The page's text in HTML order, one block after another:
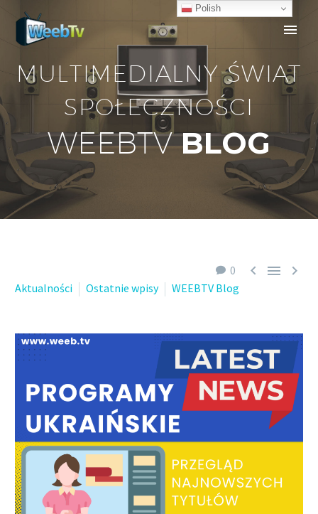
Polish
MULTIMEDIALNY ŚWIAT
SPOŁECZNOŚCI
WEEBTVBLOG
0   
Aktualności Ostatnie wpisy WEEBTV Blog
Polish